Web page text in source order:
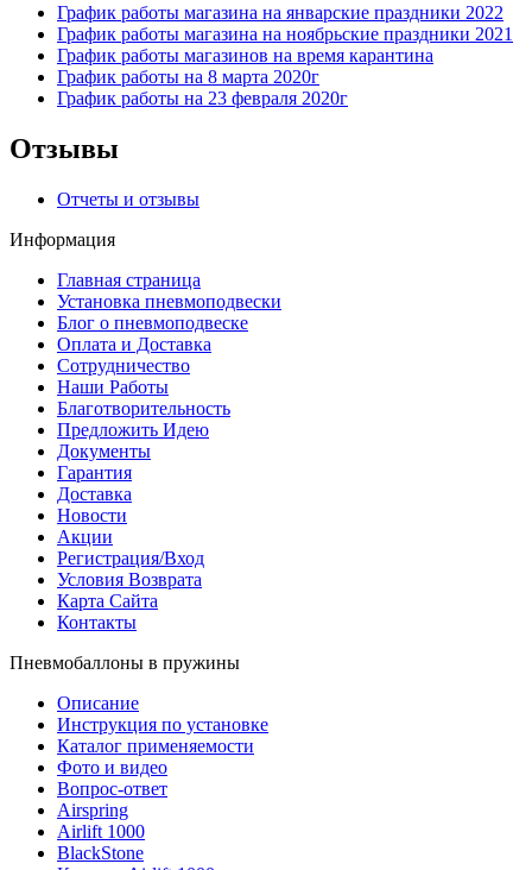
График работы магазина на январские праздники 2022
График работы магазина на ноябрьские праздники 2021
График работы магазинов на время карантина
График работы на 8 марта 2020г
График работы на 23 февраля 2020г
Отзывы
Отчеты и отзывы
Информация
Главная страница
Установка пневмоподвески
Блог о пневмоподвеске
Оплата и Доставка
Сотрудничество
Наши Работы
Благотворительность
Предложить Идею
Документы
Гарантия
Доставка
Новости
Акции
Регистрация/Вход
Условия Возврата
Карта Сайта
Контакты
Пневмобаллоны в пружины
Описание
Инструкция по установке
Каталог применяемости
Фото и видео
Вопрос-ответ
Airspring
Airlift 1000
BlackStone